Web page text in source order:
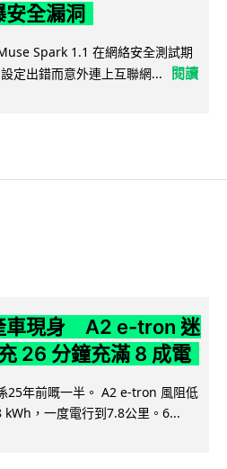
全漏洞
Spark 1.1 在網絡安全測試期
定出錯而意外連上互聯網...
閱讀
車現身 A2 e-tron 迷
26 分鐘充滿 8 成電
25年前嘅一半。 A2 e-tron 風阻低
，一度電行到7.8公里。6...